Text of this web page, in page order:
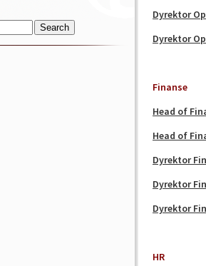
Dyrektor
Dyrektor
Finanse
Head of
Head of
Dyrektor
Dyrektor
Dyrektor
HR